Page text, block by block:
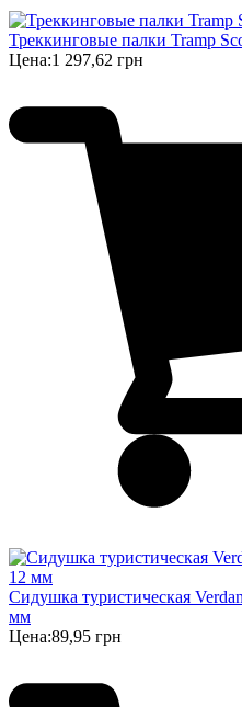
Треккинговые палки Tramp
Цена:1 297,62 грн
Сидушка туристическая
мм
Цена:89,95 грн